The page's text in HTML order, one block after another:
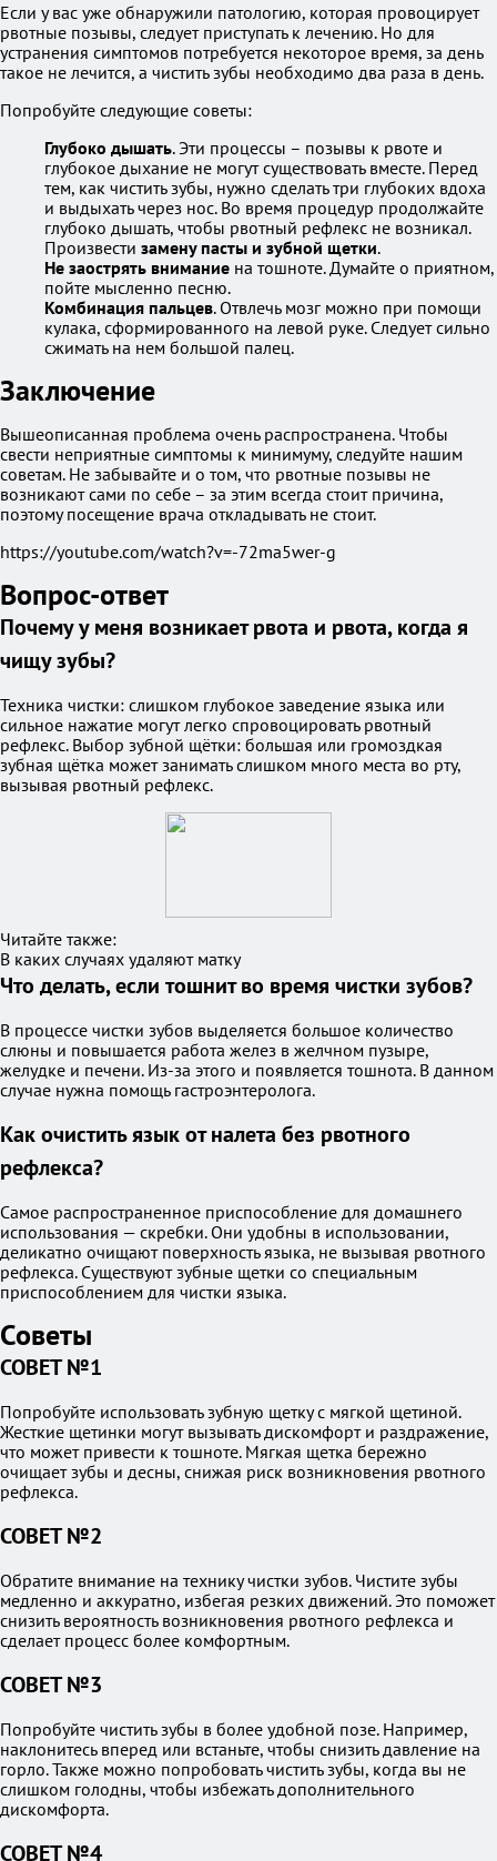
Если у вас уже обнаружили патологию, которая провоцирует
рвотные позывы, следует приступать к лечению. Но для
устранения симптомов потребуется некоторое время, за день
такое не лечится, а чистить зубы необходимо два раза в день.
Попробуйте следующие советы:
Глубоко дышать. Эти процессы – позывы к рвоте и
глубокое дыхание не могут существовать вместе. Перед
тем, как чистить зубы, нужно сделать три глубоких вдоха
и выдыхать через нос. Во время процедур продолжайте
глубоко дышать, чтобы рвотный рефлекс не возникал.
Произвести замену пасты и зубной щетки.
Не заострять внимание на тошноте. Думайте о приятном,
пойте мысленно песню.
Комбинация пальцев. Отвлечь мозг можно при помощи
кулака, сформированного на левой руке. Следует сильно
сжимать на нем большой палец.
Заключение
Вышеописанная проблема очень распространена. Чтобы
свести неприятные симптомы к минимуму, следуйте нашим
советам. Не забывайте и о том, что рвотные позывы не
возникают сами по себе – за этим всегда стоит причина,
поэтому посещение врача откладывать не стоит.
https://youtube.com/watch?v=-72ma5wer-g
Вопрос-ответ
Почему у меня возникает рвота и рвота, когда я
чищу зубы?
Техника чистки: слишком глубокое заведение языка или
сильное нажатие могут легко спровоцировать рвотный
рефлекс. Выбор зубной щётки: большая или громоздкая
зубная щётка может занимать слишком много места во рту,
вызывая рвотный рефлекс.
Читайте также:
В каких случаях удаляют матку
Что делать, если тошнит во время чистки зубов?
В процессе чистки зубов выделяется большое количество
слюны и повышается работа желез в желчном пузыре,
желудке и печени. Из-за этого и появляется тошнота. В данном
случае нужна помощь гастроэнтеролога.
Как очистить язык от налета без рвотного
рефлекса?
Самое распространенное приспособление для домашнего
использования — скребки. Они удобны в использовании,
деликатно очищают поверхность языка, не вызывая рвотного
рефлекса. Существуют зубные щетки со специальным
приспособлением для чистки языка.
Советы
СОВЕТ №1
Попробуйте использовать зубную щетку с мягкой щетиной.
Жесткие щетинки могут вызывать дискомфорт и раздражение,
что может привести к тошноте. Мягкая щетка бережно
очищает зубы и десны, снижая риск возникновения рвотного
рефлекса.
СОВЕТ №2
Обратите внимание на технику чистки зубов. Чистите зубы
медленно и аккуратно, избегая резких движений. Это поможет
снизить вероятность возникновения рвотного рефлекса и
сделает процесс более комфортным.
СОВЕТ №3
Попробуйте чистить зубы в более удобной позе. Например,
наклонитесь вперед или встаньте, чтобы снизить давление на
горло. Также можно попробовать чистить зубы, когда вы не
слишком голодны, чтобы избежать дополнительного
дискомфорта.
СОВЕТ №4